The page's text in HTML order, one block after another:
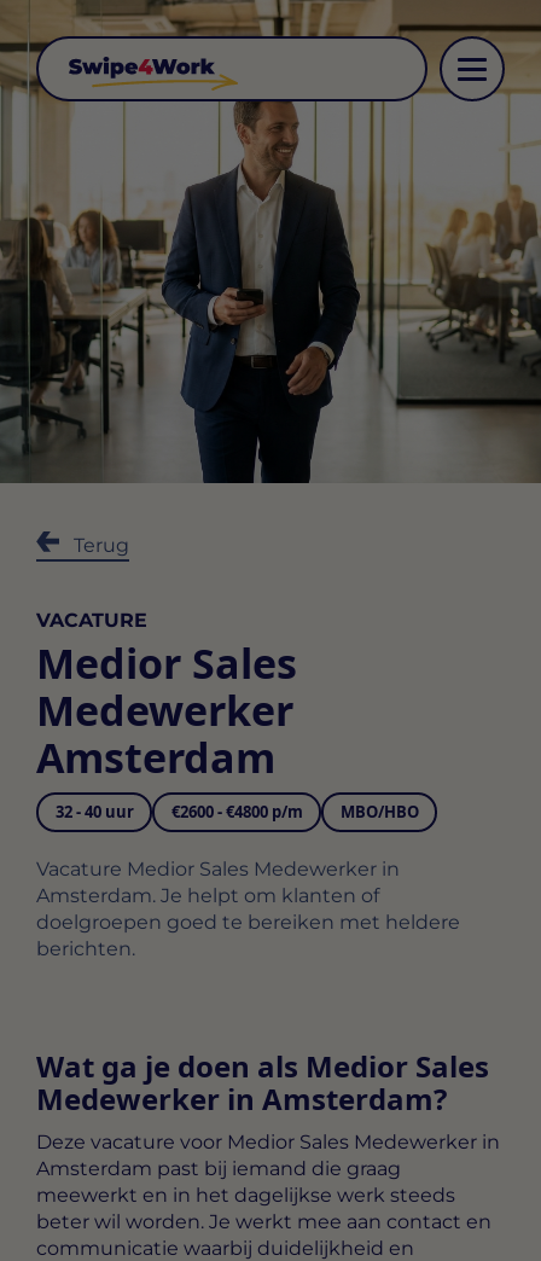
Terug
VACATURE
Medior Sales
Medewerker
Amsterdam
32 - 40 uur €2600 - €4800 p/m MBO/HBO
Vacature Medior Sales Medewerker in
Amsterdam. Je helpt om klanten of
doelgroepen goed te bereiken met heldere
berichten.
Wat ga je doen als Medior Sales
Medewerker in Amsterdam?
Deze vacature voor Medior Sales Medewerker in
Amsterdam past bij iemand die graag
meewerkt en in het dagelijkse werk steeds
beter wil worden. Je werkt mee aan contact en
communicatie waarbij duidelijkheid en